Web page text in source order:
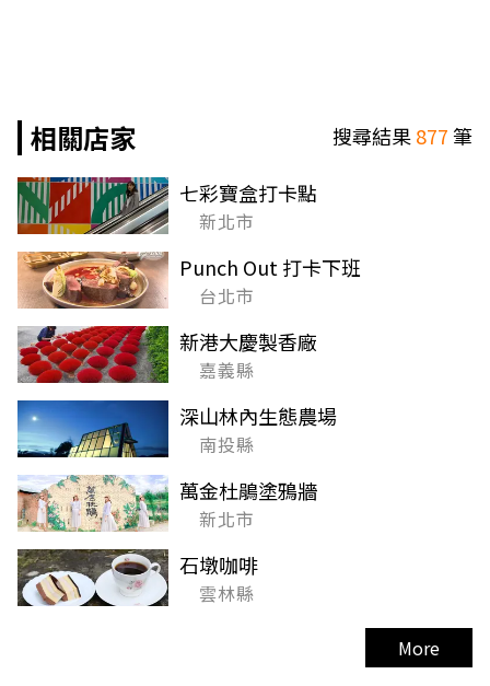
相關店家 搜尋結果877筆
七彩寶盒打卡點
新北市
Punch Out 打卡下班
台北市
新港大慶製香廠
嘉義縣
深山林內生態農場
南投縣
萬金杜鵑塗鴉牆
新北市
石墩咖啡
雲林縣
More